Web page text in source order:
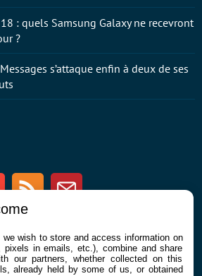
Youtube RSS Newsletter
À PROPOS
: quels Samsung Galaxy ne recevront
?
s’attaque enfin à deux de ses
, we wish to store and access information on
pixels in emails, etc.), combine and share
our partners, whether collected on this
already held by some of us, or obtained